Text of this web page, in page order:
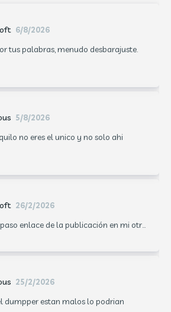
6/8/2026
tus palabras, menudo desbarajuste.
5/8/2026
no eres el unico y no solo ahi
26/2/2026
enlace de la publicación en mi otr...
25/2/2026
dumpper estan malos lo podrian